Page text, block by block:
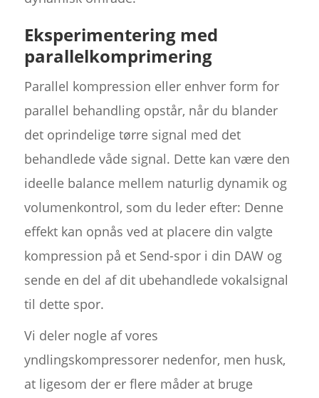
Eksperimentering med
parallelkomprimering
Parallel kompression eller enhver form for
parallel behandling opstår, når du blander
det oprindelige tørre signal med det
behandlede våde signal. Dette kan være den
ideelle balance mellem naturlig dynamik og
volumenkontrol, som du leder efter: Denne
effekt kan opnås ved at placere din valgte
kompression på et Send-spor i din DAW og
sende en del af dit ubehandlede vokalsignal
til dette spor.
Vi deler nogle af vores
yndlingskompressorer nedenfor, men husk,
at ligesom der er flere måder at bruge